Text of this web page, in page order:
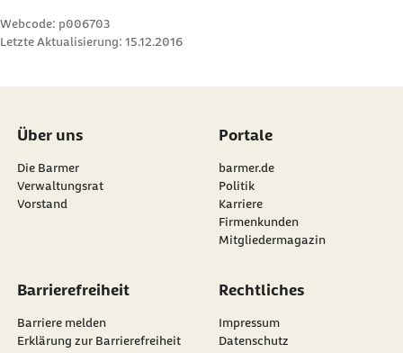
Webcode: p006703
Letzte Aktualisierung: 15.12.2016
Über uns
Die Barmer
Verwaltungsrat
Vorstand
Portale
barmer.de
Politik
Karriere
Firmenkunden
Mitgliedermagazin
Barrierefreiheit
Barriere melden
Erklärung zur Barrierefreiheit
Rechtliches
Impressum
Datenschutz